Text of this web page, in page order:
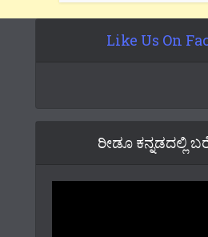
Like Us On
ರೀಡೂ ಕನ್ನಡದಲ್ಲಿ